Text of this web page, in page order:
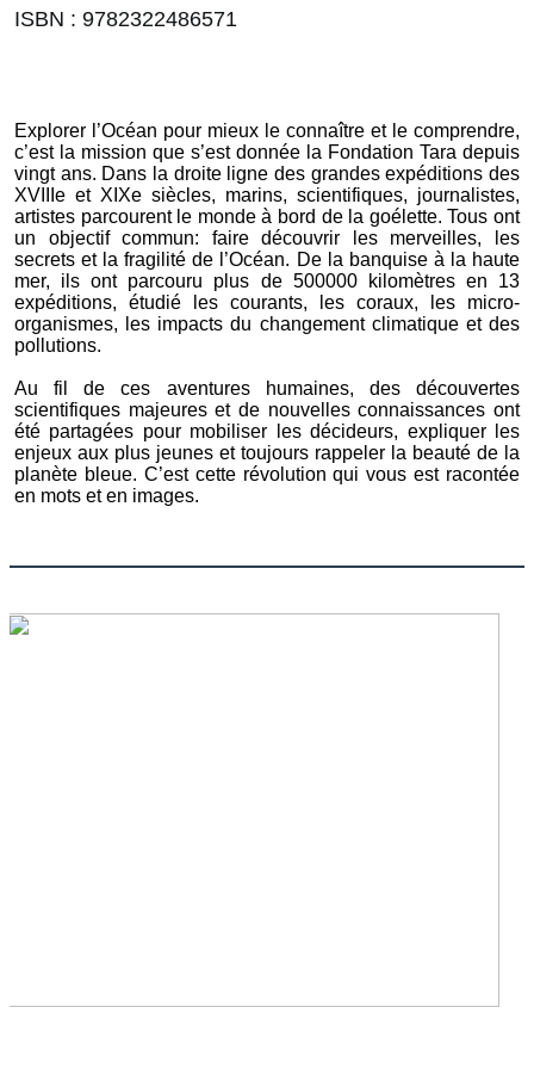
ISBN : 9782322486571
Explorer l’Océan pour mieux le connaître et le comprendre,
c’est la mission que s’est donnée la Fondation Tara depuis
vingt ans. Dans la droite ligne des grandes expéditions des
XVIIIe et XIXe siècles, marins, scientifiques, journalistes,
artistes parcourent le monde à bord de la goélette. Tous ont
un objectif commun: faire découvrir les merveilles, les
secrets et la fragilité de l’Océan. De la banquise à la haute
mer, ils ont parcouru plus de 500000 kilomètres en 13
expéditions, étudié les courants, les coraux, les micro-
organismes, les impacts du changement climatique et des
pollutions.
Au fil de ces aventures humaines, des découvertes
scientifiques majeures et de nouvelles connaissances ont
été partagées pour mobiliser les décideurs, expliquer les
enjeux aux plus jeunes et toujours rappeler la beauté de la
planète bleue. C’est cette révolution qui vous est racontée
en mots et en images.